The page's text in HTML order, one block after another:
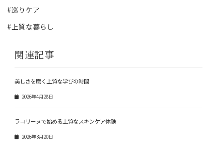
#巡りケア
#上質な暮らし
関連記事
美しさを磨く上質な学びの時間
2026年4月28日
ラコリーヌで始める上質なスキンケア体験
2026年3月20日